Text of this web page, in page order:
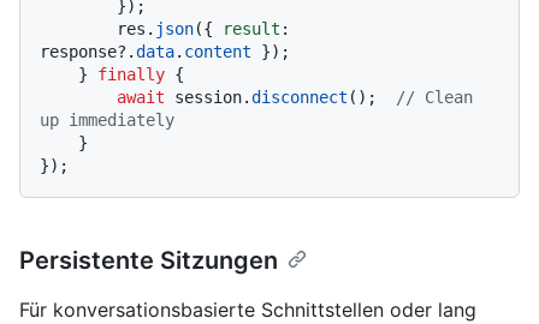
        res.
json({ result :
response?.data. content });
    }
finally {
await session.disconnect ();
// Clean
up immediately
Persistente Sitzungen
Für konversationsbasierte Schnittstellen oder lang